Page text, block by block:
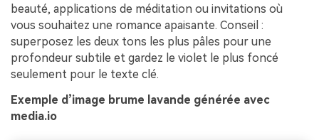
beauté, applications de méditation ou invitations où
vous souhaitez une romance apaisante. Conseil :
superposez les deux tons les plus pâles pour une
profondeur subtile et gardez le violet le plus foncé
seulement pour le texte clé.
Exemple d’image brume lavande générée avec
media.io